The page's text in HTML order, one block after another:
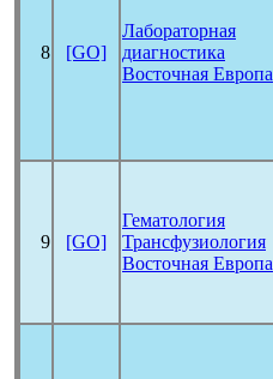
8 [GO]
Лабораторная
диагностика
Восточная Европа
9 [GO]
Гематология
Трансфузиология
Восточная Европа